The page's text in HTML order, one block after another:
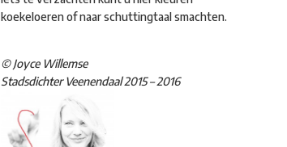
koekeloeren of naar schuttingtaal smachten.
© Joyce Willemse
Stadsdichter Veenendaal 2015 – 2016